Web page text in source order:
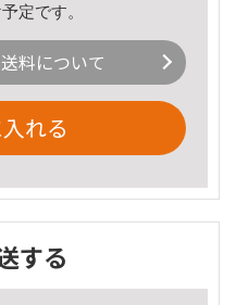
定です。
料について
れる
する